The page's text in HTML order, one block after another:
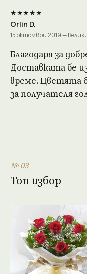
★★★★★
Orlin D.
15 октомври 2019 —
Благодаря за
Доставката бе
време. Цветята
за получателя
№ 03
Топ избор